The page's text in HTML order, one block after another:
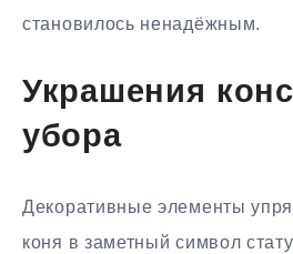
становилось ненадёжным.
Украшения
убора
Декоративные элементы
коня в заметный символ